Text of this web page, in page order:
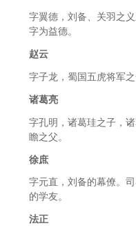
字翼德，刘备、关羽之
字为益德。
赵云
字子龙，蜀国五虎将军
诸葛亮
字孔明，诸葛珪之子，
瞻之父。
徐庶
字元直，刘备的幕僚。
的学友。
法正